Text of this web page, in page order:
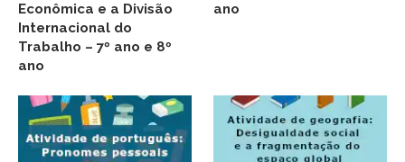
Econômica e a Divisão
Internacional do
Trabalho – 7º ano e 8º
ano
ano